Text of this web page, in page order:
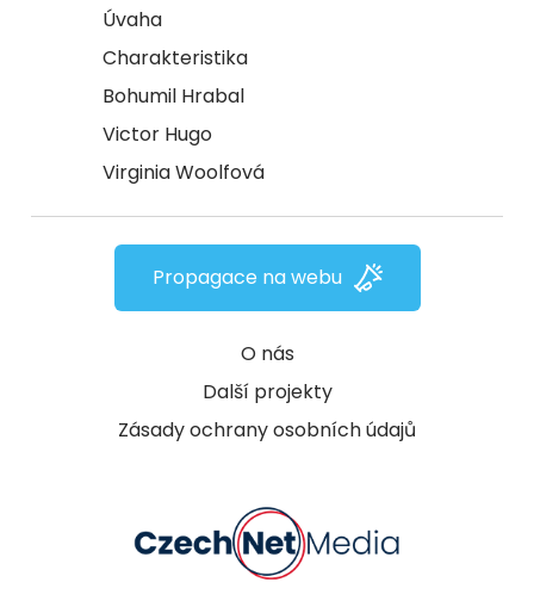
Úvaha
Charakteristika
Bohumil Hrabal
Victor Hugo
Virginia Woolfová
O nás
Další projekty
Zásady ochrany osobních údajů
Propagace na webu